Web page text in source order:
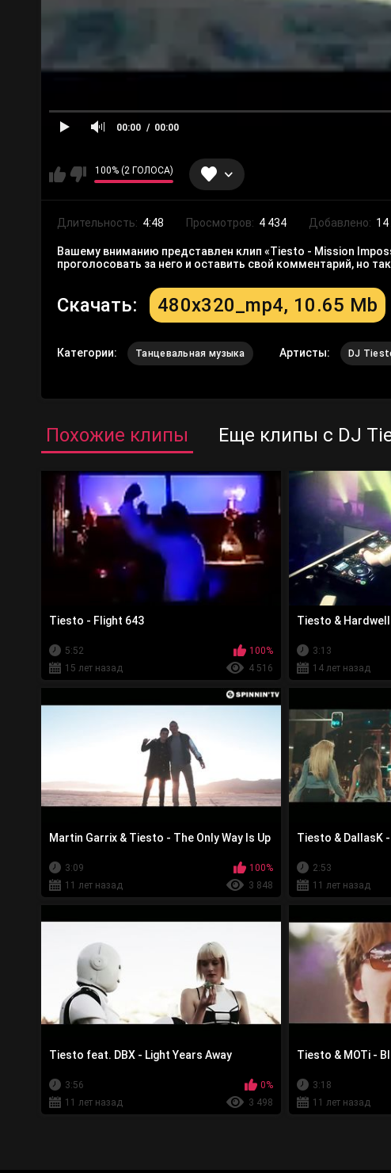
00:00 00:00
100% (2 ГОЛОСА)
Длительность: 4:48 Просмотров: 4 434 Добавлено: 14
Вашему вниманию представлен клип «Tiesto - Mission
проголосовать за него и оставить свой комментарий, но
Скачать: 480x320_mp4, 10.65 Mb
Категории: Танцевальная музыка Артисты: DJ
Похожие клипы Еще клипы с DJ
Tiesto - Flight 643
5:52
100%
15 лет назад
4 516
Tiesto &
3:13
14 лет назад
Martin Garrix & Tiesto - The Only Way Is Up
3:09
100%
11 лет назад
3 848
Tiesto & DallasK
2:53
11 лет назад
Tiesto feat. DBX - Light Years Away
3:56
0%
11 лет назад
3 498
Tiesto & MOTi -
3:18
11 лет назад